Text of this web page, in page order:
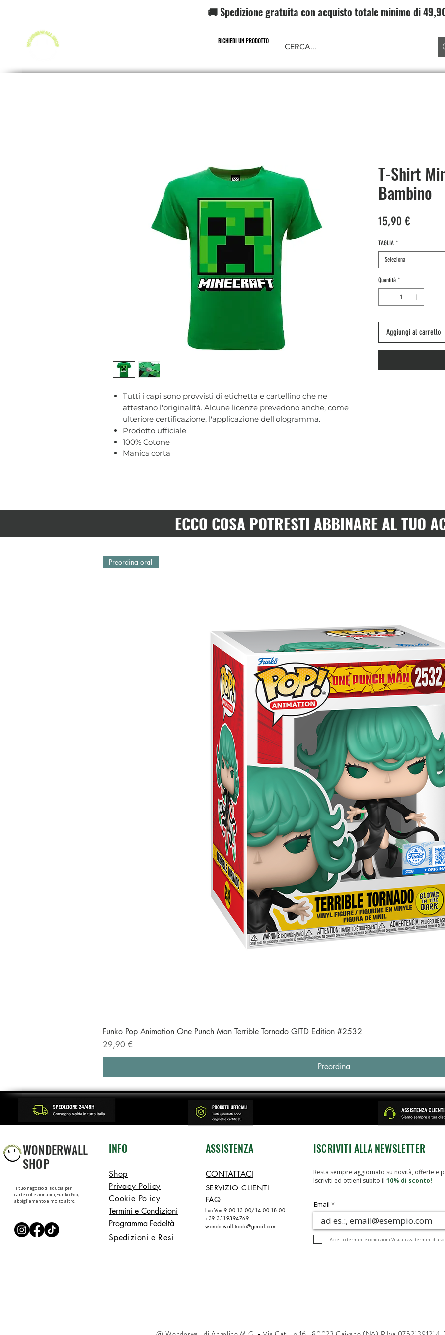
🚚 Spedizione gratuita con acquisto totale minimo di
RICHIEDI UN PRODOTTO
Tutti i capi sono provvisti di etichetta e cartellino che ne
attestano l'originalità. Alcune licenze prevedono anche, come
ulteriore certificazione, l'applicazione dell'ologramma.
Prodotto ufficiale
100% Cotone
Manica corta
T-Shirt
Bambino
15,90 €Prezzo
TAGLIA *
Seleziona
Quantità *
Aggiungi al carrello
ECCO COSA POTRESTI ABBINARE AL TUO
Vista rapida
Preordina ora!
Funko Pop Animation One Punch Man Terrible Tornado GITD Edition #2532
Prezzo
29,90 €
Preordina
WONDERWALL
SHOP
INFO ASSISTENZA
Il tuo negozio di fiducia per
carte collezionabili,Funko Pop,
abbigliamento e molto altro.
Shop
Privacy Policy
Cookie Policy
Termini e Condizioni
Programma Fedeltà
Spedizioni e Resi
CONTATTACI
SERVIZIO CLIENTI
FAQ
Lun-Ven 9:00-13:00/14:00-18:00
+39 3319394769
wonderwall.trade@gmail.com
Email
Accetto termini e condizioni Visualizza termini d'uso
ISCRIVITI ALLA NEWSLETTER
Resta sempre aggiornato su novità, offerte e
Iscriviti ed ottieni subito il 10% di sconto!